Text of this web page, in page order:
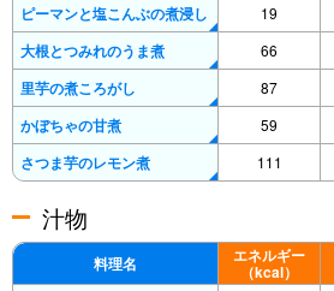
ピーマンと塩こんぶの煮浸し 19
大根とつみれのうま煮 66
里芋の煮ころがし 87
かぼちゃの甘煮 59
さつま芋のレモン煮 111
汁物
料理名 エネルギー
（kcal）